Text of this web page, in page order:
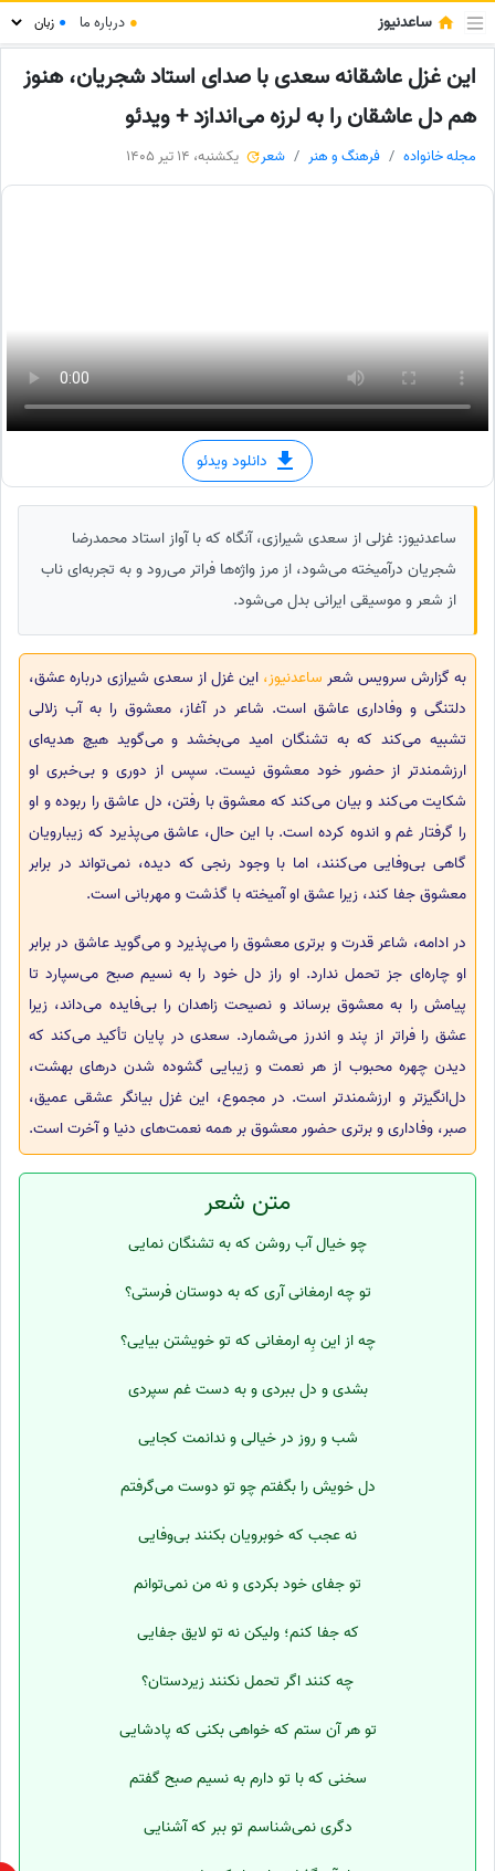
ساعدنیوز ● درباره ما ●
این غزل عاشقانه سعدی با صدای استاد شجریان، هنوز
هم دل عاشقان را به لرزه می‌اندازد + ویدئو
مجله خانواده فرهنگ و هنر شعر یکشنبه، 14 تیر 1405
دانلود ویدئو
ساعدنیوز: غزلی از سعدی شیرازی، آنگاه که با آواز استاد محمدرضا
شجریان درآمیخته می‌شود، از مرز واژه‌ها فراتر می‌رود و به تجربه‌ای ناب
از شعر و موسیقی ایرانی بدل می‌شود.
به گزارش سرویس شعر ساعدنیوز، این غزل از سعدی شیرازی درباره عشق،
دلتنگی و وفاداری عاشق است. شاعر در آغاز، معشوق را به آب زلالی
تشبیه می‌کند که به تشنگان امید می‌بخشد و می‌گوید هیچ هدیه‌ای
ارزشمندتر از حضور خود معشوق نیست. سپس از دوری و بی‌خبری او
شکایت می‌کند و بیان می‌کند که معشوق با رفتن، دل عاشق را ربوده و او
را گرفتار غم و اندوه کرده است. با این حال، عاشق می‌پذیرد که زیبارویان
گاهی بی‌وفایی می‌کنند، اما با وجود رنجی که دیده، نمی‌تواند در برابر
معشوق جفا کند، زیرا عشق او آمیخته با گذشت و مهربانی است.
در ادامه، شاعر قدرت و برتری معشوق را می‌پذیرد و می‌گوید عاشق در برابر
او چاره‌ای جز تحمل ندارد. او راز دل خود را به نسیم صبح می‌سپارد تا
پیامش را به معشوق برساند و نصیحت زاهدان را بی‌فایده می‌داند، زیرا
عشق را فراتر از پند و اندرز می‌شمارد. سعدی در پایان تأکید می‌کند که
دیدن چهره محبوب از هر نعمت و زیبایی گشوده شدن درهای بهشت،
دل‌انگیزتر و ارزشمندتر است. در مجموع، این غزل بیانگر عشقی عمیق،
صبر، وفاداری و برتری حضور معشوق بر همه نعمت‌های دنیا و آخرت است.
متن شعر
چو خیال آب روشن که به تشنگان نمایی
تو چه ارمغانی آری که به دوستان فرستی؟
چه از این بِه‌ ارمغانی که تو خویشتن بیایی؟
بشدی و دل ببردی و به دست غم سپردی
شب و روز در خیالی و ندانمت کجایی
دل خویش را بگفتم چو تو دوست می‌گرفتم
نه عجب که خوبرویان بکنند بی‌وفایی
تو جفای خود بکردی و نه من نمی‌توانم
که جفا کنم؛ ولیکن نه تو لایق جفایی
چه کنند اگر تحمل نکنند زیردستان؟
تو هر آن ستم که خواهی بکنی که پادشایی
سخنی که با تو دارم به نسیم صبح گفتم
دگری نمی‌شناسم تو ببر که آشنایی